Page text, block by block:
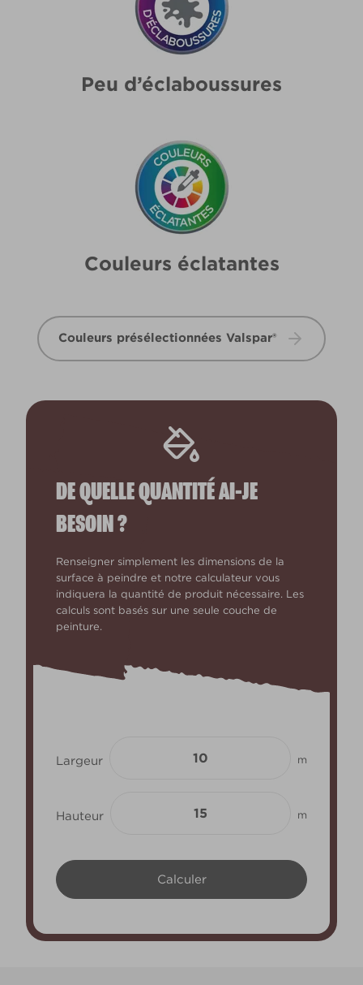
Peu d’éclaboussures
Couleurs éclatantes
Couleurs présélectionnées Valspar®
DE QUELLE QUANTITÉ AI-JE
BESOIN ?
Renseigner simplement les dimensions de la
surface à peindre et notre calculateur vous
indiquera la quantité de produit nécessaire. Les
calculs sont basés sur une seule couche de
peinture.
Largeur m
Hauteur m